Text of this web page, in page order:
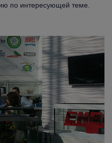
по интересующей теме.